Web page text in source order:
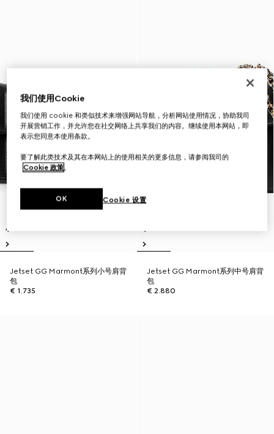
Jetset GG Marmont系列小号肩背
包
€ 1.735
Jetset GG Marmont系列中号肩背
包
€ 2.880
我们使用Cookie
我们使用 cookie 和类似技术来增强网站导航，分析网站使用情况，协助我司
开展营销工作，并允许您在社交网络上共享我们的内容。继续使用本网站，即
表示您同意本使用条款。
要了解此类技术及其在本网站上的使用相关的更多信息，请参阅我司的
Cookie 政策。
Cookie 设置
OK